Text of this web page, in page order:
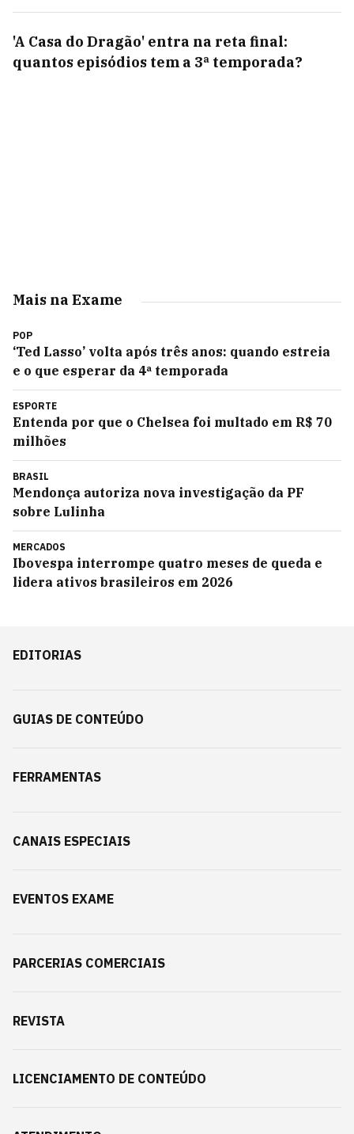
'A Casa do Dragão' entra na reta final:
quantos episódios tem a 3ª temporada?
Mais na Exame
POP
‘Ted Lasso’ volta após três anos: quando estreia
e o que esperar da 4ª temporada
ESPORTE
Entenda por que o Chelsea foi multado em R$ 70
milhões
BRASIL
Mendonça autoriza nova investigação da PF
sobre Lulinha
MERCADOS
Ibovespa interrompe quatro meses de queda e
lidera ativos brasileiros em 2026
EDITORIAS
GUIAS DE CONTEÚDO
FERRAMENTAS
CANAIS ESPECIAIS
EVENTOS EXAME
PARCERIAS COMERCIAIS
REVISTA
LICENCIAMENTO DE CONTEÚDO